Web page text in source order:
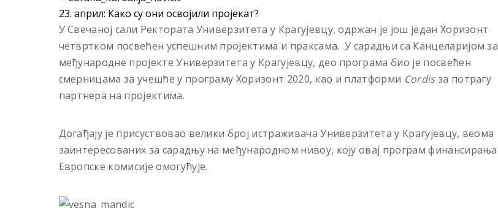
23. април: Како су они освојили пројекат?
У Свечаној сали Ректората Универзитета у Крагујевцу, одржан је још један Хоризонт
четвртком посвећен успешним пројектима и праксама. У сарадњи са Канцеларијом за
међународне пројекте Универзитета у Крагујевцу, део програма био је посвећен
смерницама за учешће у програму Хоризонт 2020, као и платформи Cordisза потрагу
партнера на пројектима.
Догађају је присуствовао велики број истраживача Универзитета у Крагујевцу, веома
заинтересованих за сарадњу на међународном нивоу, коју овај програм финансирања
Европске комисије омогућује.